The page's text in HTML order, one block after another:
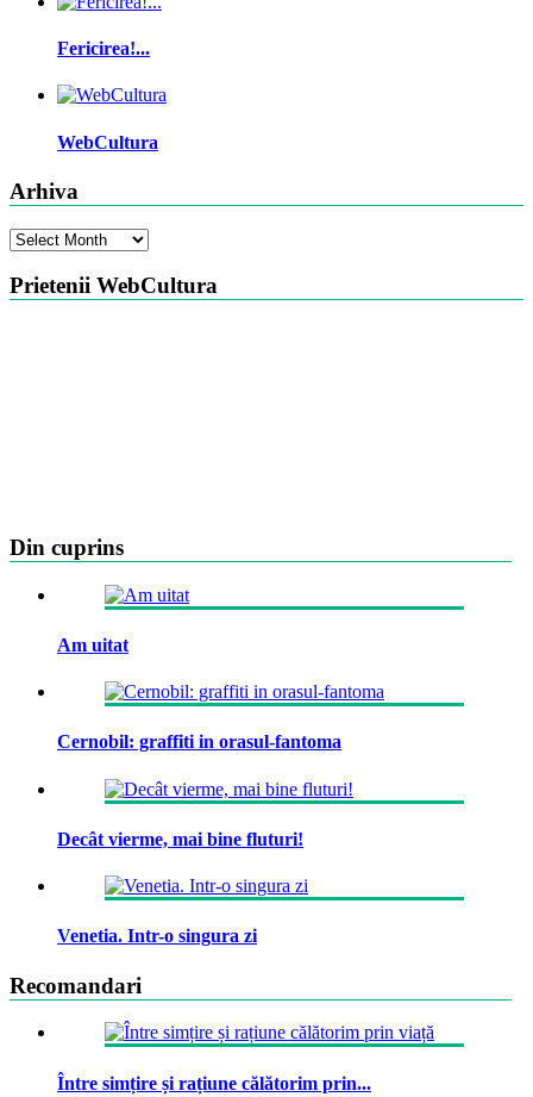
Fericirea!...
WebCultura
Arhiva
Arhiva
Prietenii WebCultura
Din cuprins
Am uitat
Cernobil: graffiti in orasul-fantoma
Decât vierme, mai bine fluturi!
Venetia. Intr-o singura zi
Recomandari
Între simțire și rațiune călătorim prin...